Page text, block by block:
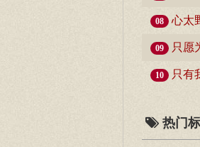
08 心太
09 只愿
10 只有
热门